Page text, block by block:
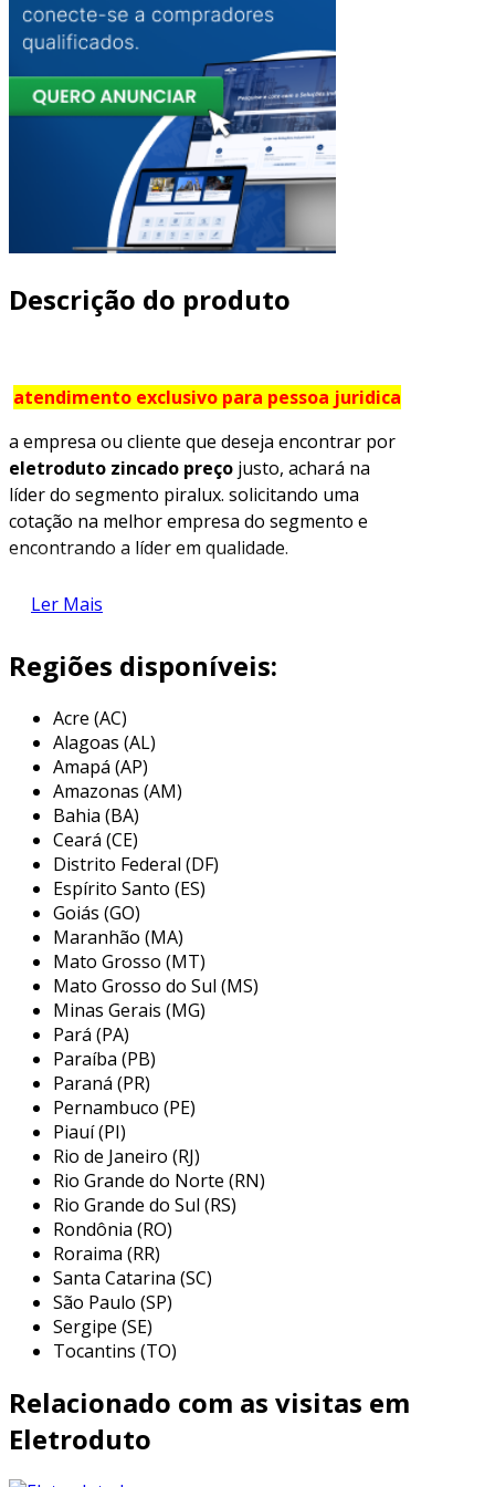
Descrição do produto
atendimento exclusivo para pessoa juridica
a empresa ou cliente que deseja encontrar por
eletroduto zincado preço justo, achará na
líder do segmento piralux. solicitando uma
cotação na melhor empresa do segmento e
encontrando a líder em qualidade.
quando o tema é
acessível, com os colaboradores da piralux o
comprometimento com o resultado dos
alguns detalhes sobre eletroduto
zincado preÇo
a piralux canaliza seus esforços em criar uma
estrutura com escritório de alta qualidade onde
são realizadas as atividades e equipamentos de
última geração, tudo pensando em
zincado preçojusto com assertividade.
há muitas maneiras eficientes de uma empresa
demonstrar competência, excelência e destaque
em sua área de atuação. a piralux se mostra
referência por ter:
soluções eficazes na fabricação de
perfilados;
material a pronta entrega;
amplo catálogo de produtos de extrema
qualidade;
entrega rápida e programada;
escritório de alta qualidade onde são
realizadas as atividades.
ainda focando emeletroduto zincado preço
que tenha produtos e serviços com ótima
qualidade e precisão, detalhes primordiais que
Ler Mais
Regiões disponíveis:
Acre (AC)
Alagoas (AL)
Amapá (AP)
Amazonas (AM)
Bahia (BA)
Ceará (CE)
Distrito Federal (DF)
Espírito Santo (ES)
Goiás (GO)
Maranhão (MA)
Mato Grosso (MT)
Mato Grosso do Sul (MS)
Minas Gerais (MG)
Pará (PA)
Paraíba (PB)
Paraná (PR)
Pernambuco (PE)
Piauí (PI)
Rio de Janeiro (RJ)
Rio Grande do Norte (RN)
Rio Grande do Sul (RS)
Rondônia (RO)
Roraima (RR)
Santa Catarina (SC)
São Paulo (SP)
Sergipe (SE)
Tocantins (TO)
Relacionado com as visitas em
Eletroduto